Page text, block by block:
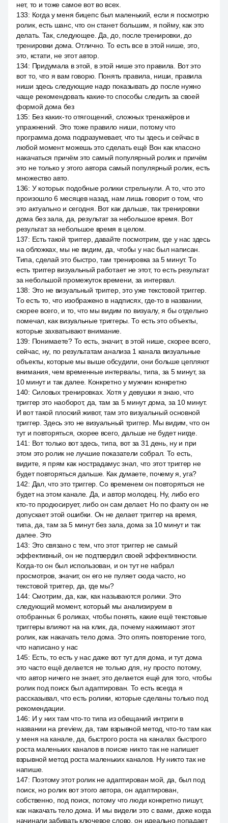
нет, то и тоже самое вот во всех.
133: Когда у меня бицепс был маленький, если я посмотрю
ролик, есть шанс, что он станет большим, я пойму, как это
делать. Так, следующее. Да, до, после тренировки, до
тренировки дома. Отлично. То есть все в этой нише, это,
это, кстати, не этот автор.
134: Придумала в этой, в этой нише это правила. Вот это
вот то, что я вам говорю. Понять правила, ниши, правила
ниши здесь следующие надо показывать до после нужно
чаще рекомендовать какие-то способы следить за своей
формой дома без
135: Без каких-то отягощений, сложных тренажёров и
упражнений. Это тоже правило ниши, потому что
программа дома подразумевает, что ты здесь и сейчас в
любой момент можешь это сделать ещё Вон как классно
накачаться причём это самый популярный ролик и причём
это не только у этого автора самый популярный ролик, есть
множество авто.
136: У которых подобные ролики стрельнули. А то, что это
произошло 6 месяцев назад, нам лишь говорит о том, что
это актуально и сегодня. Вот как дальше, так тренировки
дома без зала, да, результат за небольшое время. Вот
результат за небольшое время в целом.
137: Есть такой триггер, давайте посмотрим, где у нас здесь
на обложках, мы не видим, да, чтобы у нас был написан.
Типа, сделай это быстро, там тренировка за 5 минут. То
есть триггер визуальный работает не этот, то есть результат
за небольшой промежуток времени, за интервал.
138: Это не визуальный триггер, это уже текстовой триггер.
То есть то, что изображено в надписях, где-то в названии,
скорее всего, и то, что мы видим по визуалу, я бы отдельно
помечал, как визуальные триггеры. То есть это объекты,
которые захватывают внимание.
139: Понимаете? То есть, значит, в этой нише, скорее всего,
сейчас, ну, по результатам анализа 1 канала визуальные
объекты, которые мы выше обсудили, они больше цепляют
внимания, чем временные интервалы, типа, за 5 минут, за
10 минут и так далее. Конкретно у мужчин конкретно
140: Силовых тренировках. Хотя у девушки я знаю, что
триггер это наоборот, да, там за 5 минут дома, за 10 минут.
И вот такой плоский живот, там это визуальный основной
триггер. Здесь это не визуальный триггер. Мы видим, что он
тут и повторяться, скорее всего, дальше не будет нигде.
141 : Вот только вот здесь, типа, вот за 31 день, ну и при
этом это ролик не лучшие показатели собрал. То есть,
видите, я прям как нострадамус знал, что этот триггер не
будет повторяться дальше. Как думаете, почему я, уга?
142: Дал, что это триггер. Со временем он повторяться не
будет на этом канале. Да, и автор молодец. Ну, либо его
кто-то продюсирует, либо он сам делает. Но по факту он не
допускает этой ошибки. Он не делает триггер на время,
типа, да, там за 5 минут без зала, дома за 10 минут и так
далее. Это
143: Это связано с тем, что этот триггер не самый
эффективный, он не подтвердил своей эффективности.
Когда-то он был использован, и он тут не набрал
просмотров, значит, он его не пуляет сюда часто, но
текстовой триггер, да, где мы?
144: Смотрим, да, как, как называются ролики. Это
следующий момент, который мы анализируем в
отобранных 6 роликах, чтобы понять, какие ещё текстовые
триггеры влияют на на клик, да, почему нажимают этот
ролик, как накачать тело дома. Это опять повторение того,
что написано у нас
145: Есть, то есть у нас даже вот тут для дома, и тут дома
это часто ещё делается не только для, ну просто потому,
что автор ничего не знает, это делается ещё для того, чтобы
ролик под поиск был адаптирован. То есть всегда я
рассказывал, что есть ролики, которые сделаны только под
рекомендации.
146: И у них там что-то типа из обещаний интриги в
названии на preview, да, там взрывной метод, что-то там как
у меня на канале, да, быстрого роста на каналах быстрого
роста маленьких каналов в поиске никто так не напишет
взрывной метод роста маленьких каналов. Ну никто так не
напише.
147: Поэтому этот ролик не адаптирован мой, да, был под
поиск, но ролик вот этого автора, он адаптирован,
собственно, под поиск, потому что люди конкретно пишут,
как накачать тело дома. И мы видели это с вами, даже когда
начинали забивать ключевое слово, он идеально попадает